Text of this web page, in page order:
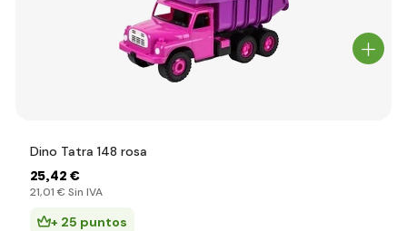
Dino Tatra 148 rosa
25,42 €
21,01 € Sin IVA
+ 25 puntos